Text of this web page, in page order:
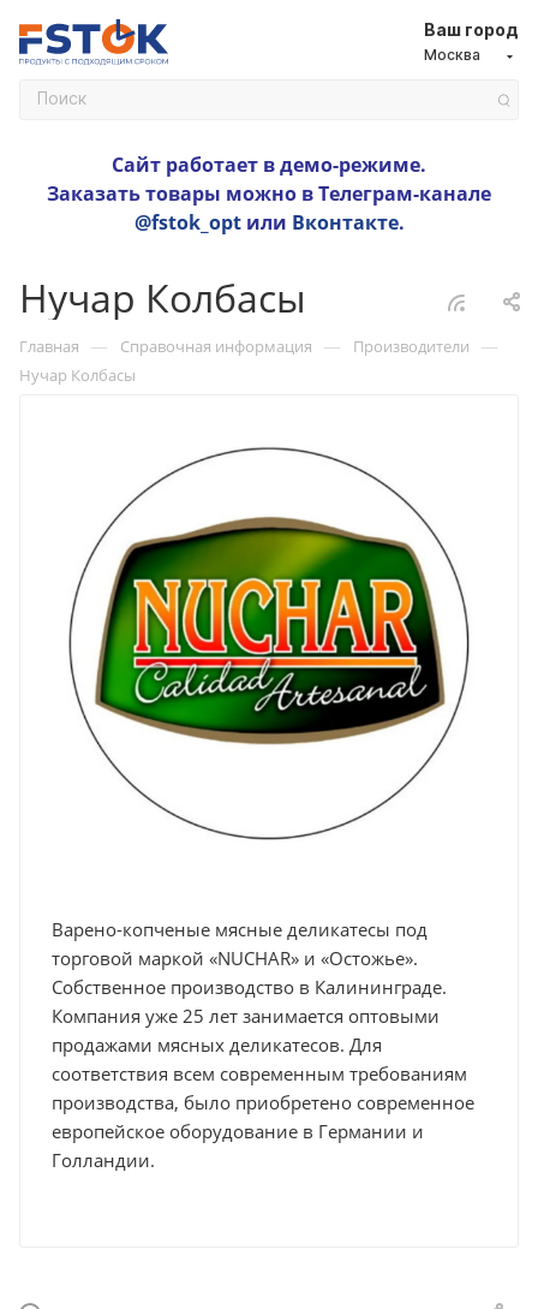
Ваш город
Москва
Сайт работает в демо-режиме.
Заказать товары можно в Телеграм-канале
@fstok_optили Вконтакте.
Нучар Колбасы
Главная — Справочная информация — Производители —
Нучар Колбасы
Варено-копченые мясные деликатесы под
торговой маркой «NUCHAR» и «Остожье».
Собственное производство в Калининграде.
Компания уже 25 лет занимается оптовыми
продажами мясных деликатесов. Для
соответствия всем современным требованиям
производства, было приобретено современное
европейское оборудование в Германии и
Голландии.